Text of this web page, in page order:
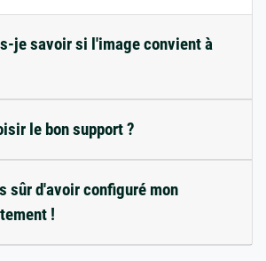
je savoir si l'image convient à
le bon support ?
sûr d'avoir configuré mon
!